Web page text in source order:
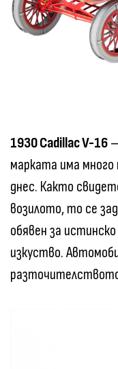
1930 Cadillac V-16
марката има много
днес. Както
возилото, то се
обявен за
изкуство.